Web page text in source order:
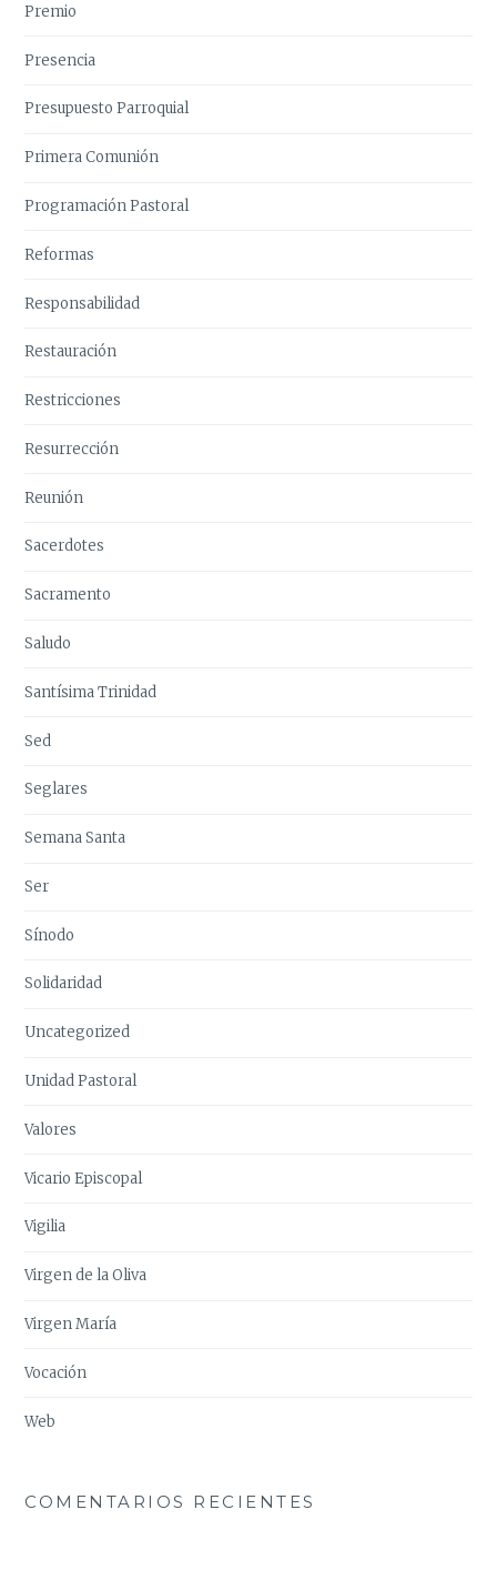
Premio
Presencia
Presupuesto Parroquial
Primera Comunión
Programación Pastoral
Reformas
Responsabilidad
Restauración
Restricciones
Resurrección
Reunión
Sacerdotes
Sacramento
Saludo
Santísima Trinidad
Sed
Seglares
Semana Santa
Ser
Sínodo
Solidaridad
Uncategorized
Unidad Pastoral
Valores
Vicario Episcopal
Vigilia
Virgen de la Oliva
Virgen María
Vocación
Web
COMENTARIOS RECIENTES